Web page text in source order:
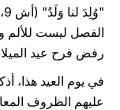
الفصل ليست للألم
رفض فرح عيد
في يوم العيد هذا،
عليهم الظروف